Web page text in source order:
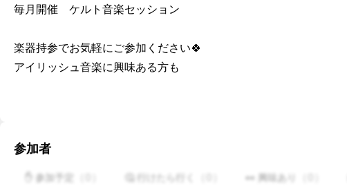
毎月開催　ケルト音楽セッション
楽器持参でお気軽にご参加ください🍀
アイリッシュ音楽に興味ある方も
参加者
✋ 参加予定 🤔 行けたら行く 👀 興味あり